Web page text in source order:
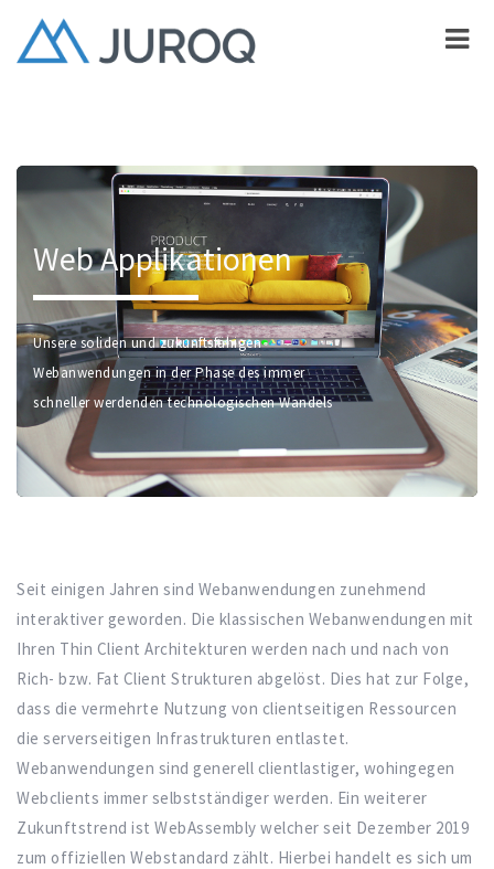
Web Applikationen
Unsere soliden und zukunftsfähigen
Webanwendungen in der Phase des immer
schneller werdenden technologischen Wandels
Seit einigen Jahren sind Webanwendungen zunehmend
interaktiver geworden. Die klassischen Webanwendungen mit
Ihren Thin Client Architekturen werden nach und nach von
Rich- bzw. Fat Client Strukturen abgelöst. Dies hat zur Folge,
dass die vermehrte Nutzung von clientseitigen Ressourcen
die serverseitigen Infrastrukturen entlastet.
Webanwendungen sind generell clientlastiger, wohingegen
Webclients immer selbstständiger werden. Ein weiterer
Zukunftstrend ist WebAssembly welcher seit Dezember 2019
zum offiziellen Webstandard zählt. Hierbei handelt es sich um